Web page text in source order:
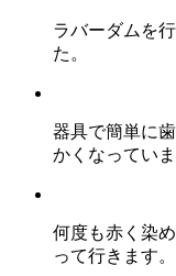
ラバーダムを
た。
器具で簡単に
かくなっていま
何度も赤く染
って行きます。